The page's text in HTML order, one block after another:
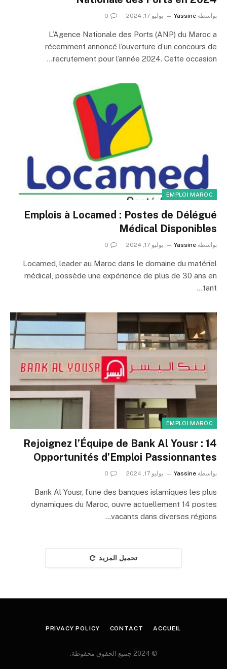
بواسطة Yassine يوليو 17, 2024 0
L’Agence Nationale des Ports (ANP) du Maroc a
récemment annoncé l’ouverture d’un concours de
recrutement pour l’année 2024. Cette occasion…
EMPLOI MAROC
Emplois à Locamed : Postes de Délégué
Médical Disponibles
بواسطة Yassine يوليو 17, 2024 0
Locamed, leader au Maroc dans le domaine du matériel
médical, possède une expérience de plus de 30 ans en
tant…
EMPLOI MAROC
Rejoignez l’Équipe de Bank Al Yousr : 14
Opportunités d’Emploi Passionnantes
بواسطة Yassine يوليو 17, 2024 0
Bank Al Yousr, l’une des banques islamiques les plus
dynamiques du Maroc, ouvre actuellement 14 postes
vacants dans diverses régions…
تحميل المزيد
ACCUEIL
CONTACT
PRIVACY POLICY
© 2024 جميع الحقوق محفوظة.